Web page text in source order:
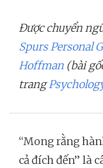
Được chuyển
Spurs Personal
Hoffman (bài
trang
“Mong rằng
cả đích đến” là